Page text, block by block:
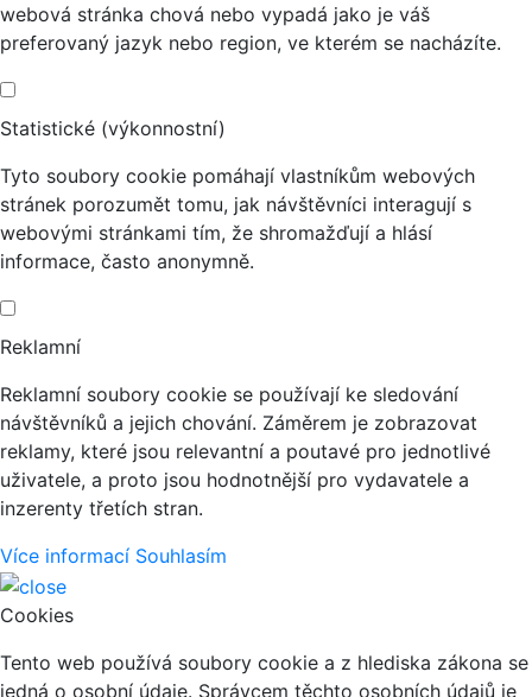
webová stránka chová nebo vypadá jako je váš
preferovaný jazyk nebo region, ve kterém se nacházíte.
Statistické (výkonnostní)
Tyto soubory cookie pomáhají vlastníkům webových
stránek porozumět tomu, jak návštěvníci interagují s
webovými stránkami tím, že shromažďují a hlásí
informace, často anonymně.
Reklamní
Reklamní soubory cookie se používají ke sledování
návštěvníků a jejich chování. Záměrem je zobrazovat
reklamy, které jsou relevantní a poutavé pro jednotlivé
uživatele, a proto jsou hodnotnější pro vydavatele a
inzerenty třetích stran.
Více informací Souhlasím
Cookies
Tento web používá soubory cookie a z hlediska zákona se
jedná o osobní údaje. Správcem těchto osobních údajů je